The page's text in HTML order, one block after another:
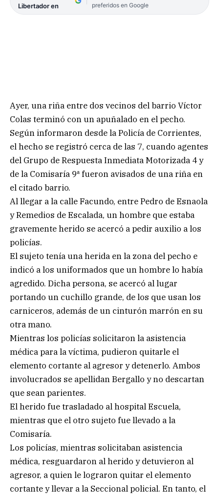
Libertador en
preferidos en Google
Ayer, una riña entre dos vecinos del barrio Víctor
Colas terminó con un apuñalado en el pecho.
Según informaron desde la Policía de Corrientes,
el hecho se registró cerca de las 7, cuando agentes
del Grupo de Respuesta Inmediata Motorizada 4 y
de la Comisaría 9ª fueron avisados de una riña en
el citado barrio.
Al llegar a la calle Facundo, entre Pedro de Esnaola
y Remedios de Escalada, un hombre que estaba
gravemente herido se acercó a pedir auxilio a los
policías.
El sujeto tenía una herida en la zona del pecho e
indicó a los uniformados que un hombre lo había
agredido. Dicha persona, se acercó al lugar
portando un cuchillo grande, de los que usan los
carniceros, además de un cinturón marrón en su
otra mano.
Mientras los policías solicitaron la asistencia
médica para la víctima, pudieron quitarle el
elemento cortante al agresor y detenerlo. Ambos
involucrados se apellidan Bergallo y no descartan
que sean parientes.
El herido fue trasladado al hospital Escuela,
mientras que el otro sujeto fue llevado a la
Comisaría.
Los policías, mientras solicitaban asistencia
médica, resguardaron al herido y detuvieron al
agresor, a quien le lograron quitar el elemento
cortante y llevar a la Seccional policial. En tanto, el